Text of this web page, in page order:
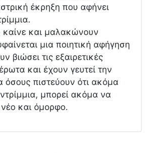
έκρηξη που αφήνει
καίνε και μαλακώνουν
μια ποιητική αφήγηση
βιώσει τις εξαιρετικές
και έχουν γευτεί την
όσους πιστεύουν ότι ακόμα
μπορεί ακόμα να
νέο και όμορφο.